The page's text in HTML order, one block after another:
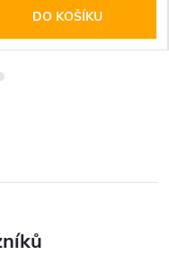
DO KOŠÍKU